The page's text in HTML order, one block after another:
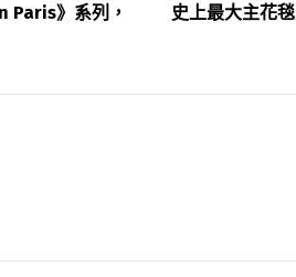
Paris》系列，
史上最大主花